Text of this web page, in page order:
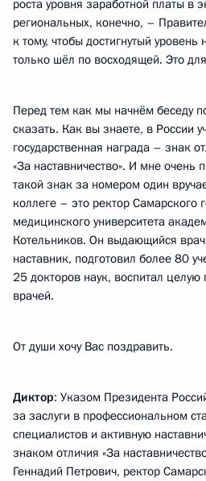
роста уровня заработной платы в
региональных, конечно, –
к тому, чтобы достигнутый
только шёл по восходящей. Это
Перед тем как мы начнём беседу
сказать. Как вы знаете, в России
государственная награда – знак
«За наставничество». И мне очень
такой знак за номером один
коллеге – это ректор Самарского
медицинского университета
Котельников. Он выдающийся
наставник, подготовил более 80
25 докторов наук, воспитал целую
врачей.
От души хочу Вас поздравить.
Диктор: Указом Президента
за заслуги в профессиональном
специалистов и активную
знаком отличия «За
Геннадий Петрович, ректор